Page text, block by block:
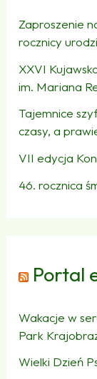
Zaproszenie
rocznicy
XXVI
im. Mariana
Tajemnice
czasy, a
VII edycja
46. rocznica
Portal
Wakacje w
Park
Wielki Dzień